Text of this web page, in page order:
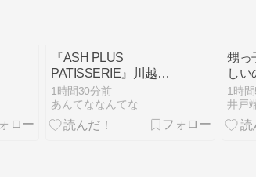
『ASH PLUS
PATISSERIE』川越市
的場
1時間30分前
あんてななんてな
甥っ
しい
1時
井戸